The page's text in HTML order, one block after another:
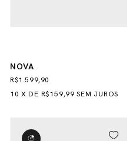
NOVA
R$1.599,90
10 XDE R$159,99 SEM JUROS